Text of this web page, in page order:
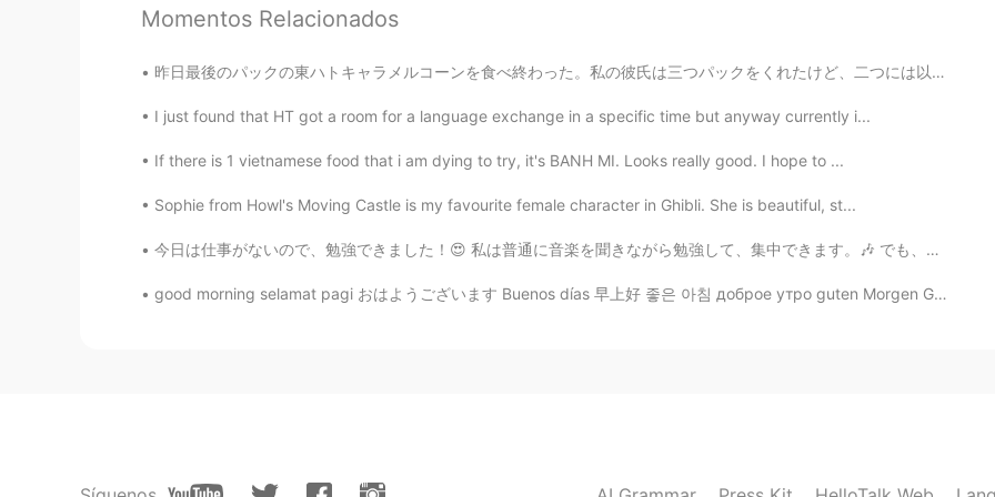
oummy
ゆー
@Ian イアン I'm envy that you are popularity for cats !!😏
EN CN
Momentos Relacionados
昨日最後のパックの東ハトキャラメルコーンを食べ終わった。私の彼氏は三つパックをくれたけど、二つには以前もう終わった。ここでは高価すぎ売っているのが私には買えない。でも味わったと、買う事をよく考え...
I just found that HT got a room for a language exchange in a specific time but anyway currently i...
If there is 1 vietnamese food that i am dying to try, it's BANH MI. Looks really good. I hope to ...
Sophie from Howl's Moving Castle is my favourite female character in Ghibli. She is beautiful, st...
今日は仕事がないので、勉強できました！😍 私は普通に音楽を聞きながら勉強して、集中できます。🎶 でも、勉強するの間にお腹が空いていてこのお菓子を食べました。🤣 日本のお菓子は美味しいし、色んな味...